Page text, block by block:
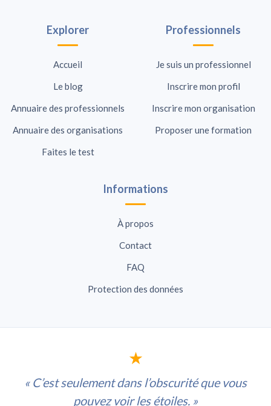
Explorer
Accueil
Le blog
Annuaire des professionnels
Annuaire des organisations
Faites le test
Professionnels
Je suis un professionnel
Inscrire mon profil
Inscrire mon organisation
Proposer une formation
Informations
À propos
Contact
FAQ
Protection des données
★
« C’est seulement dans l’obscurité que vous
pouvez voir les étoiles. »